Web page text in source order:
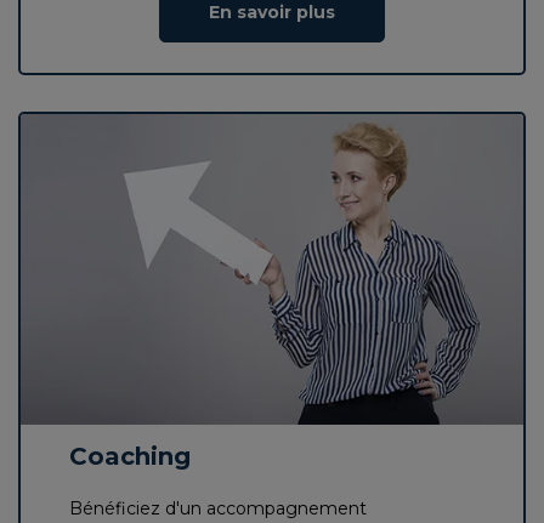
En savoir plus
Coaching
Bénéficiez d'un accompagnement